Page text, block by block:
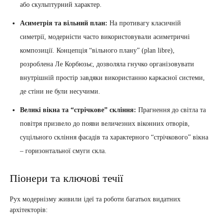
або скульптурний характер.
Асиметрія та вільний план: На противагу класичній
симетрії, модерністи часто використовували асиметричні
композиції. Концепція “вільного плану” (plan libre),
розроблена Ле Корбюзьє, дозволяла гнучко організовувати
внутрішній простір завдяки використанню каркасної системи,
де стіни не були несучими.
Великі вікна та “стрічкове” скління: Прагнення до світла та
повітря призвело до появи величезних віконних отворів,
суцільного скління фасадів та характерного “стрічкового” вікна
– горизонтальної смуги скла.
Піонери та ключові течії
Рух модернізму живили ідеї та роботи багатьох видатних
архітекторів: